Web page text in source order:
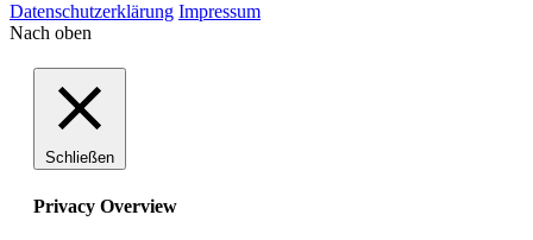
Datenschutzerklärung Impressum
Nach oben
Schließen
Privacy Overview